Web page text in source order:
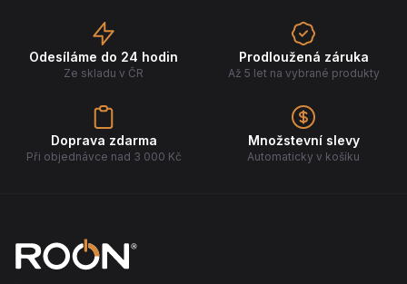
Odesíláme do 24 hodin
Ze skladu v ČR
Prodloužená záruka
Až 5 let na vybrané produkty
Doprava zdarma
Při objednávce nad 3 000 Kč
Množstevní slevy
Automaticky v košíku